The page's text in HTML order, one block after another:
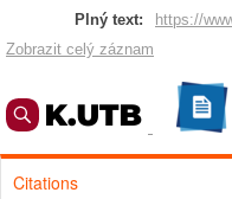
Plný text:
https://
Zobrazit celý záznam
Citations